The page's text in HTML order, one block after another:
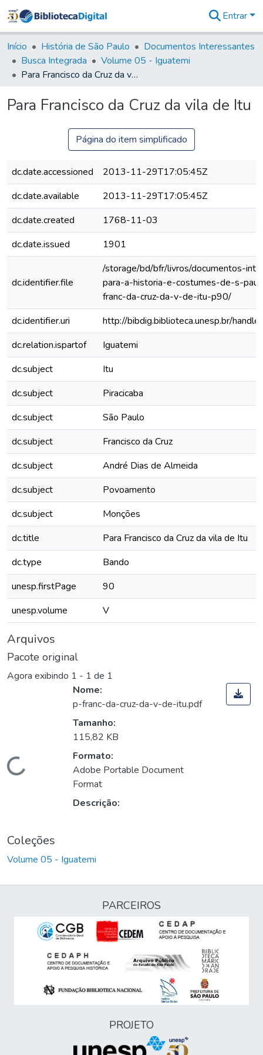
&
Coleções
Tudo na
Biblioteca
Estatísticas
Entrar
Início História de São Paulo
Documentos Interessantes
Busca Integrada
Volume 05 - Iguatemi
Para Francisco da Cruz da vila de Itu
Para Francisco da Cruz da vila de Itu
Página do item simplificado
dc.date.accessioned
2013-11-29T17:05:45Z
dc.date.available
2013-11-29T17:05:45Z
dc.date.created
1768-11-03
dc.date.issued
1901
dc.identifier.file
/storage/bd/bfr/livros/documentos-
para-a-historia-e-costumes-de-s-
franc-da-cruz-da-v-de-itu-p90/
dc.identifier.uri
http://bibdig.biblioteca.unesp.br/
dc.relation.ispartof
Iguatemi
dc.subject
Itu
dc.subject
Piracicaba
dc.subject
São Paulo
dc.subject
Francisco da Cruz
dc.subject
André Dias de Almeida
dc.subject
Povoamento
dc.subject
Monções
dc.title
Para Francisco da Cruz da vila de Itu
dc.type
Bando
unesp.firstPage
90
unesp.volume
V
Arquivos
Pacote original
Agora exibindo 1 - 1 de 1
Carregando...
Nome:
p-franc-da-cruz-da-v-de-itu.pdf
Tamanho:
115,82 KB
Formato:
Adobe Portable Document
Format
Descrição:
Coleções
Volume 05 - Iguatemi
PARCEIROS
PROJETO